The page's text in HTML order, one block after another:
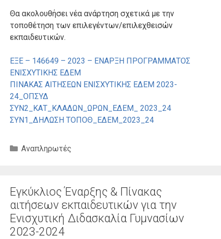
Θα ακολουθήσει νέα ανάρτηση σχετικά με την
τοποθέτηση των επιλεγέντων/επιλεχθεισών
εκπαιδευτικών.
ΕΞΕ – 146649 – 2023 – ΕΝΑΡΞΗ ΠΡΟΓΡΑΜΜΑΤΟΣ
ΕΝΙΣΧΥΤΙΚΗΣ ΕΔΕΜ
ΠΙΝΑΚΑΣ ΑΙΤΗΣΕΩΝ ΕΝΙΣΧΥΤΙΚΗΣ ΕΔΕΜ 2023-
24_ΟΠΣΥΔ
ΣΥΝ2_ΚΑΤ_ΚΛΑΔΩΝ_ΩΡΩΝ_ΕΔΕΜ_ 2023_24
ΣΥΝ1_ΔΗΛΩΣΗ ΤΟΠΟΘ_ΕΔΕΜ_2023_24
Κατηγορίες
Αναπληρωτές
Εγκύκλιος Έναρξης & Πίνακας
αιτήσεων εκπαιδευτικών για την
Ενισχυτική Διδασκαλία Γυμνασίων
2023-2024